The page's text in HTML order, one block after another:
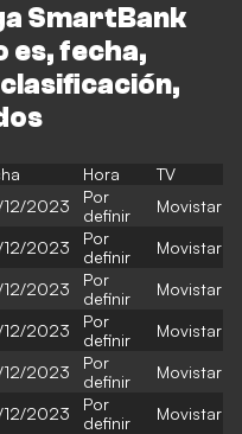
SmartBank
es, fecha,
Hora
TV
2023
Por
definir
Movistar
2023
Por
definir
Movistar
2023
Por
definir
Movistar
2023
Por
definir
Movistar
2023
Por
definir
Movistar
2023
Por
definir
Movistar